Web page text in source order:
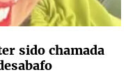
sido chamada